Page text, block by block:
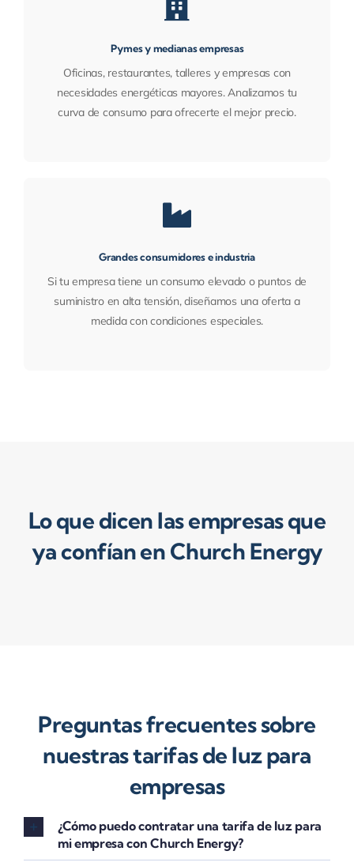
Pymes y medianas empresas
Oficinas, restaurantes, talleres y empresas con
necesidades energéticas mayores. Analizamos tu
curva de consumo para ofrecerte el mejor precio.
Grandes consumidores e industria
Si tu empresa tiene un consumo elevado o puntos de
suministro en alta tensión, diseñamos una oferta a
medida con condiciones especiales.
Lo que dicen las empresas que
ya confían en Church Energy
Preguntas frecuentes sobre
nuestras tarifas de luz para
empresas
¿Cómo puedo contratar una tarifa de luz para
mi empresa con Church Energy?